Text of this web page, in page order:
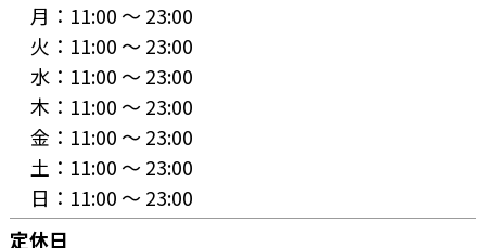
月： 11:00 〜 23:00
火： 11:00 〜 23:00
水： 11:00 〜 23:00
木： 11:00 〜 23:00
金： 11:00 〜 23:00
土： 11:00 〜 23:00
日： 11:00 〜 23:00
定休日